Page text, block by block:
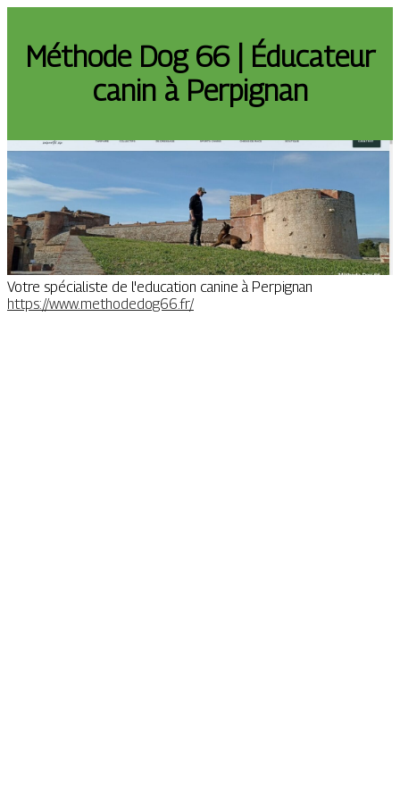
Méthode Dog 66 | Éducateur
canin à Perpignan
Votre spécialiste de l'education canine à Perpignan
https://www.methodedog66.fr/